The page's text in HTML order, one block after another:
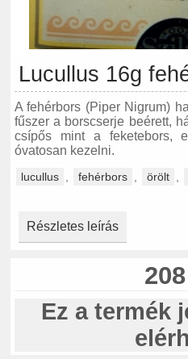
Lucullus 16g
A fehérbors (Piper Nigrum)
fűszer a borscserje beérett,
csípős mint a feketebors,
óvatosan kezelni.
lucullus fehérbors örölt
Részletes leírás
Ez a termék